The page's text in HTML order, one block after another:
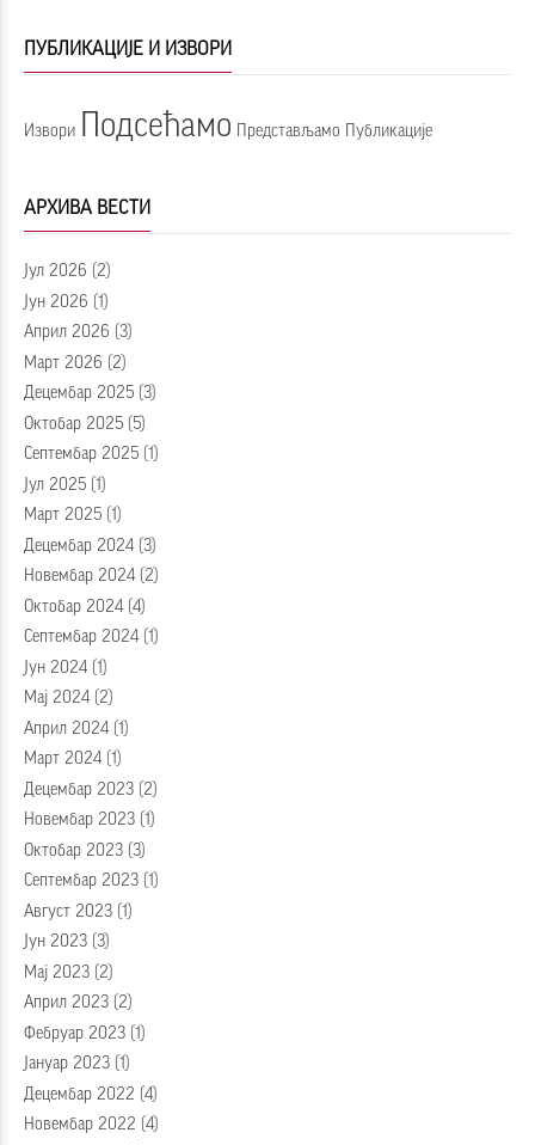
ПУБЛИКАЦИЈЕ И ИЗВОРИ
Извори Подсећамо Представљамо Публикације
АРХИВА ВЕСТИ
Јул 2026 (2)
Јун 2026 (1)
Април 2026 (3)
Март 2026 (2)
Децембар 2025 (3)
Октобар 2025 (5)
Септембар 2025 (1)
Јул 2025 (1)
Март 2025 (1)
Децембар 2024 (3)
Новембар 2024 (2)
Октобар 2024 (4)
Септембар 2024 (1)
Јун 2024 (1)
Мај 2024 (2)
Април 2024 (1)
Март 2024 (1)
Децембар 2023 (2)
Новембар 2023 (1)
Октобар 2023 (3)
Септембар 2023 (1)
Август 2023 (1)
Јун 2023 (3)
Мај 2023 (2)
Април 2023 (2)
Фебруар 2023 (1)
Јануар 2023 (1)
Децембар 2022 (4)
Новембар 2022 (4)